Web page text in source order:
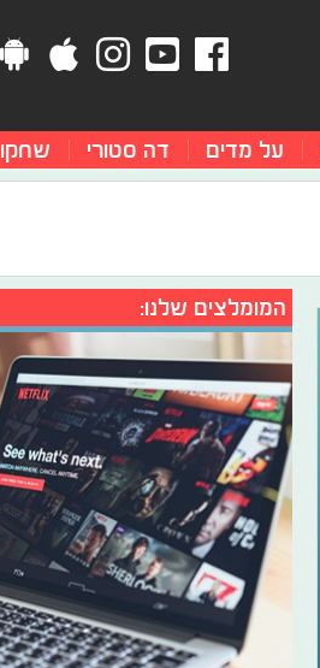
על מדים דה סטורי שחקו
המומלצים שלנו: